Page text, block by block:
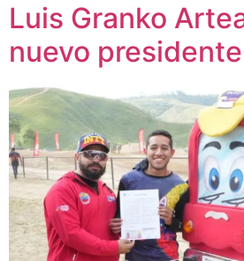
Luis Granko
nuevo